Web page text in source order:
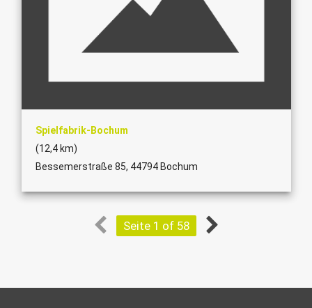
Spielfabrik-Bochum
(12,4 km)
Bessemerstraße 85, 44794 Bochum
Seite 1 of 58